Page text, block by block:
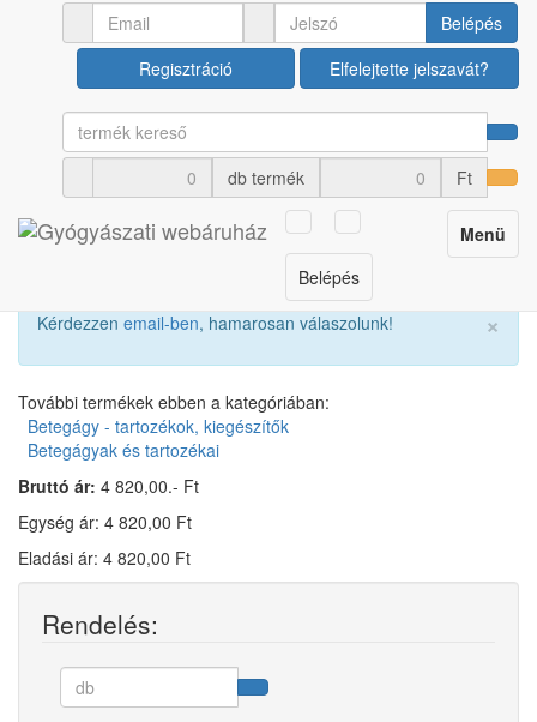
Belépés
Regisztráció
Elfelejtette jelszavát?
db termék Ft
Toggle
navigation
Menü
Belépés
Ápolási termékek Betegágy - tartozékok, kiegészítők
QMED ágykapaszkodó
lépcsős
Cikkszám: U00006496
×
Kérdezzen email-ben, hamarosan válaszolunk!
További termékek ebben a kategóriában:
Betegágy - tartozékok, kiegészítők
Betegágyak és tartozékai
Bruttó ár: 4 820,00.- Ft
Egység ár: 4 820,00 Ft
Eladási ár: 4 820,00 Ft
Rendelés: